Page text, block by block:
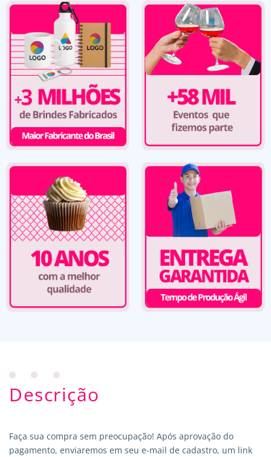
Descrição
Faça sua compra sem preocupação! Após aprovação do
pagamento, enviaremos em seu e-mail de cadastro, um link